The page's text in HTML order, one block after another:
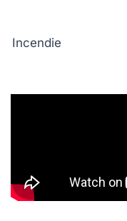
Incendie